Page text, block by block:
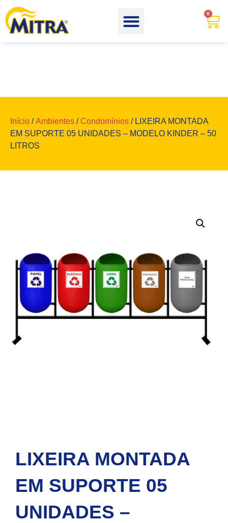
0
Início /Ambientes /Condomínios / LIXEIRA MONTADA
EM SUPORTE 05 UNIDADES – MODELO KINDER – 50
LITROS
LIXEIRA MONTADA
EM SUPORTE 05
UNIDADES –